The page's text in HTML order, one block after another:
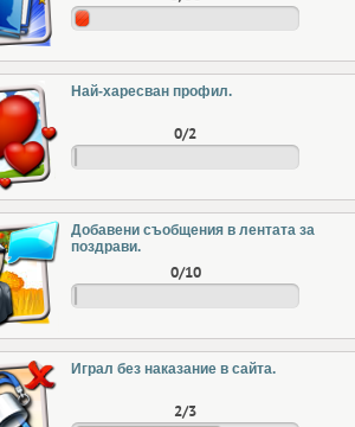
Най-харесван профил.
0/2
Добавени съобщения в лентата за
поздрави.
0/10
Играл без наказание в сайта.
2/3